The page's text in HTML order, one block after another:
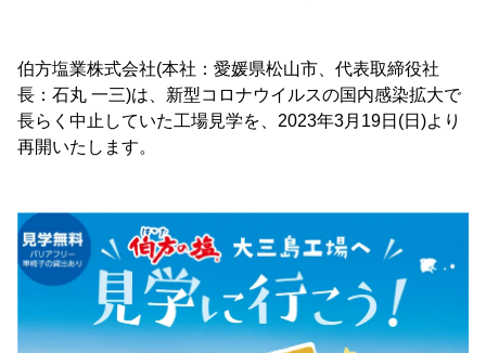
伯方塩業株式会社(本社：愛媛県松山市、代表取締役社
長：石丸 一三)は、新型コロナウイルスの国内感染拡大で
長らく中止していた工場見学を、2023年3月19日(日)より
再開いたします。